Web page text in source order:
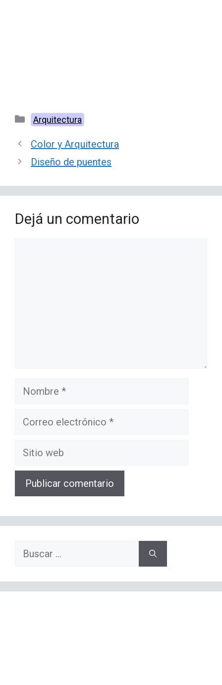
Categorías
Arquitectura
Color y Arquitectura
Diseño de puentes
Dejá un comentario
Nombre
Correo
Sitio
Buscar: